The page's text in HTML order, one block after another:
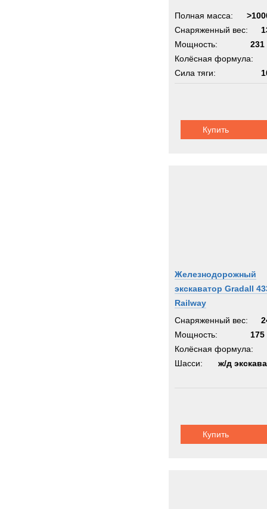
Полная масса:
Снаряженный вес:
Мощность:
231
Колёсная формула:
Сила тяги:
Купить
Железнодорожный
экскаватор Gradall
Railway
Снаряженный вес:
Мощность:
175
Колёсная формула:
Шасси:
ж/д
Купить